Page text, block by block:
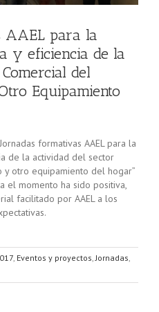
AAEL para la
y eficiencia de la
del
Equipamiento
formativas AAEL para la
de la actividad del sector
otro equipamiento del hogar”
el momento ha sido positiva,
facilitado por AAEL a los
Eventos y proyectos Jornadas